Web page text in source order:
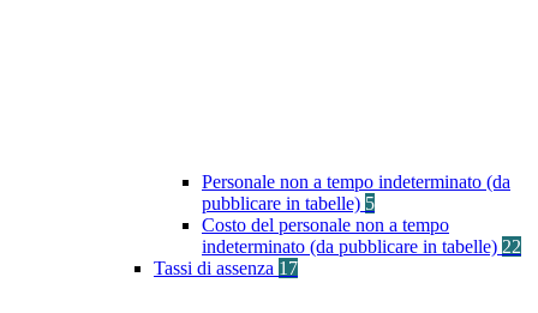
Personale non a tempo indeterminato (da
pubblicare in tabelle) 5
Costo del personale non a tempo
indeterminato (da pubblicare in tabelle) 22
Tassi di assenza 17